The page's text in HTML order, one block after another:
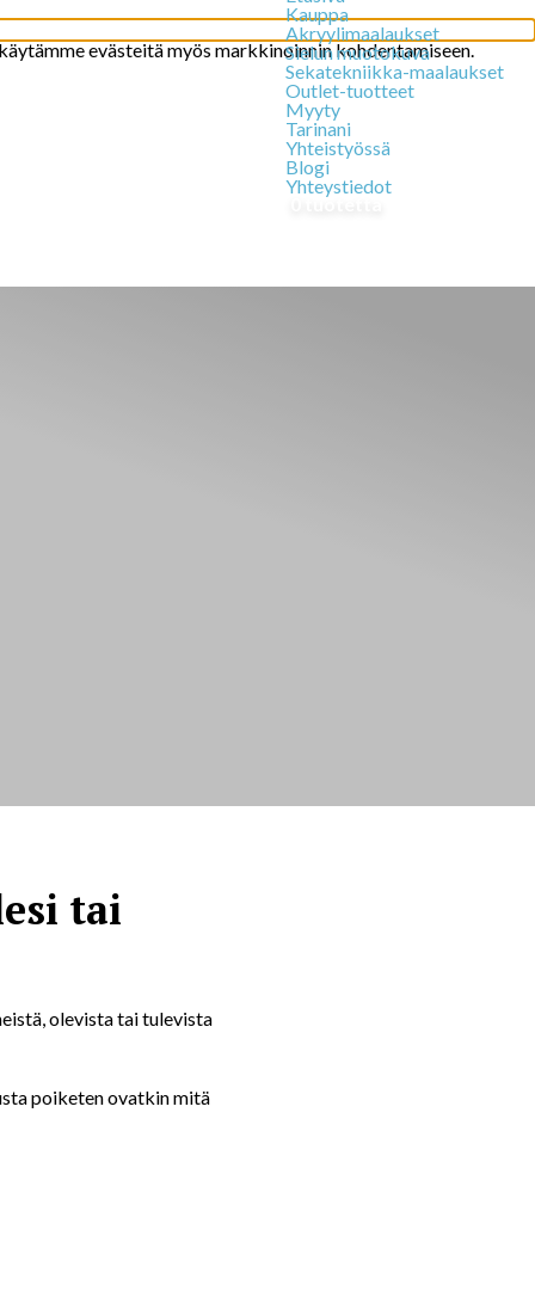
evästeitä myös markkinoinnin kohdentamiseen.
Kauppa
Akryylimaalaukset
Sielun muotokuva
Sekatekniikka-maalaukset
Outlet-tuotteet
Myyty
Tarinani
Yhteistyössä
Blogi
Yhteystiedot
0 tuotetta
tai
olevista tai tulevista
poiketen ovatkin mitä